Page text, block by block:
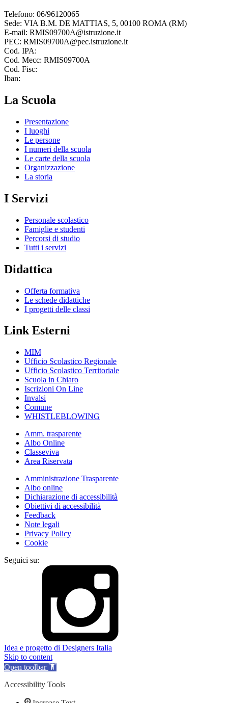
Telefono: 06/96120065
Sede: VIA B.M. DE MATTIAS, 5, 00100 ROMA (RM)
E-mail: RMIS09700A@istruzione.it
PEC: RMIS09700A@pec.istruzione.it
Cod. IPA:
Cod. Mecc: RMIS09700A
Cod. Fisc:
Iban:
La Scuola
Presentazione
I luoghi
Le persone
I numeri della scuola
Le carte della scuola
Organizzazione
La storia
I Servizi
Personale scolastico
Famiglie e studenti
Percorsi di studio
Tutti i servizi
Didattica
Offerta formativa
Le schede didattiche
I progetti delle classi
Link Esterni
MIM
Ufficio Scolastico Regionale
Ufficio Scolastico Territoriale
Scuola in Chiaro
Iscrizioni On Line
Invalsi
Comune
WHISTLEBLOWING
Amm. trasparente
Albo Online
Classeviva
Area Riservata
Amministrazione Trasparente
Albo online
Dichiarazione di accessibilità
Obiettivi di accessibilità
Feedback
Note legali
Privacy Policy
Cookie
Seguici su:
Idea e progetto di Designers Italia
Skip to content
Open toolbar
Accessibility Tools